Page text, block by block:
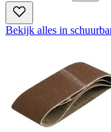
Bekijk alles in